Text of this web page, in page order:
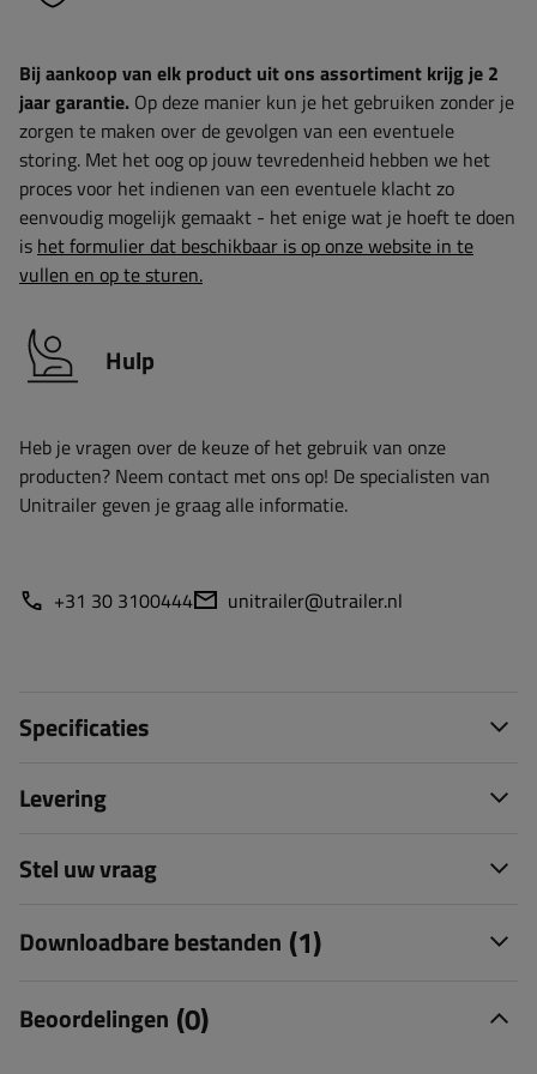
Bij aankoop van elk product uit ons assortiment krijg je 2
jaar garantie. Op deze manier kun je het gebruiken zonder je
zorgen te maken over de gevolgen van een eventuele
storing. Met het oog op jouw tevredenheid hebben we het
proces voor het indienen van een eventuele klacht zo
eenvoudig mogelijk gemaakt - het enige wat je hoeft te doen
is het formulier dat beschikbaar is op onze website in te
vullen en op te sturen.
Hulp
Heb je vragen over de keuze of het gebruik van onze
producten? Neem contact met ons op! De specialisten van
Unitrailer geven je graag alle informatie.
+31 30 3100444 unitrailer@utrailer.nl
Specificaties
Levering
Stel uw vraag
Downloadbare bestanden (1)
Beoordelingen (0)